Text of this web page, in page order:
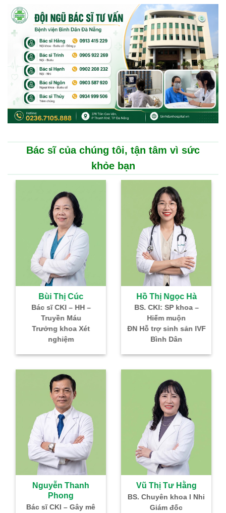
Bác sĩ của chúng tôi, tận tâm vì sức
khỏe bạn
Bùi Thị Cúc
Bác sĩ CKI – HH –
Truyền Máu
Trưởng khoa Xét
nghiệm
Hồ Thị Ngọc Hà
BS. CKI: SP khoa –
Hiếm muộn
ĐN Hỗ trợ sinh sản IVF
Bình Dân
Nguyễn Thanh
Phong
Bác sĩ CKI – Gây mê
Vũ Thị Tư Hằng
BS. Chuyên khoa I Nhi
Giám đốc